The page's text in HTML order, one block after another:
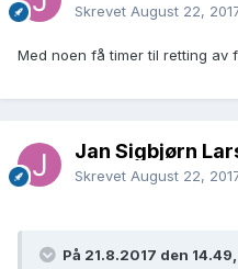
Skrevet August 22,
Med noen få timer til retting av
Jan Sigbjørn
Skrevet August 22,
På 21.8.2017 den